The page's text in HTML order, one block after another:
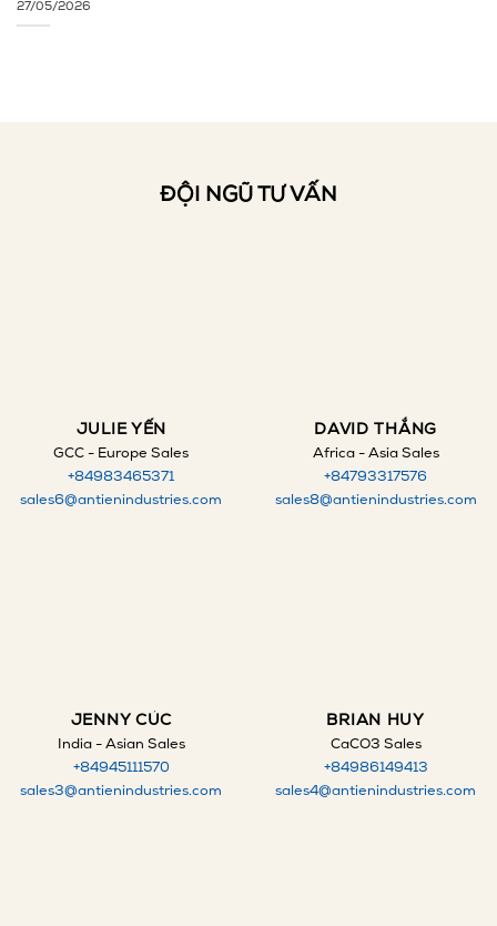
27/05/2026
ĐỘI NGŨ TƯ VẤN
JULIE YẾN
GCC - Europe Sales
+84983465371
sales6@antienindustries.com
DAVID THẮNG
Africa - Asia Sales
+84793317576
sales8@antienindustries.com
JENNY CÚC
India - Asian Sales
+84945111570
sales3@antienindustries.com
BRIAN HUY
CaCO3 Sales
+84986149413
sales4@antienindustries.com